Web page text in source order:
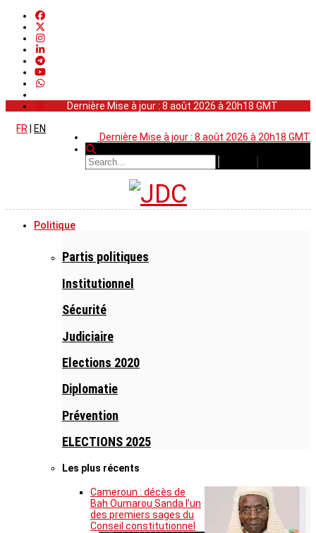
Dernière Mise à jour : 8 août 2026 à 20h18 GMT
Dernière Mise à jour : 8 août 2026 à 20h18 GMT
FR
EN
Politique
Partis politiques
Institutionnel
Sécurité
Judiciaire
Elections 2020
Diplomatie
Prévention
ELECTIONS 2025
Les plus récents
Cameroun : décès de
Bah Oumarou Sanda l’un
des premiers sages du
Conseil constitutionnel